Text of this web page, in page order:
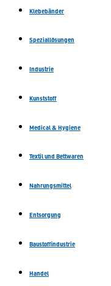
Klebebänder
Speziallösungen
Industrie
Kunststoff
Medical & Hygiene
Textil und Bettwaren
Nahrungsmittel
Entsorgung
Baustoffindustrie
Handel